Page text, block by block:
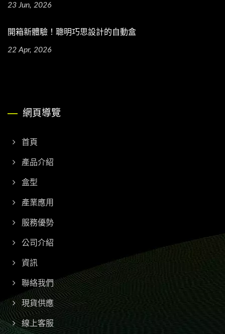
23 Jun, 2026
開箱新體驗！聰明巧思設計的自動盒
22 Apr, 2026
網頁導覽
首頁
產品介紹
盒型
產業應用
服務優勢
公司介紹
資訊
聯絡我們
現貨供應
線上客服